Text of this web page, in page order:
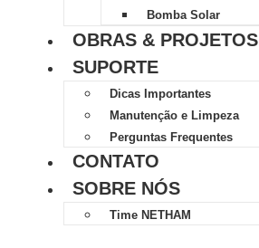
Bomba Solar
OBRAS & PROJETOS
SUPORTE
Dicas Importantes
Manutenção e Limpeza
Perguntas Frequentes
CONTATO
SOBRE NÓS
Time NETHAM